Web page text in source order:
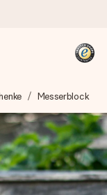
und schicken es
Zeitpunkt
zählt.
Messerblock